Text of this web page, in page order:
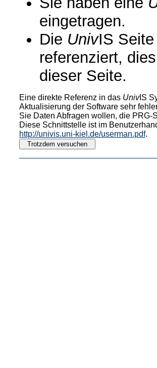
eingetragen.
Die UnivIS
referenziert,
dieser Seite.
Eine direkte Referenz in das UnivIS
Aktualisierung der Software sehr
Sie Daten Abfragen wollen, die PRG-
Diese Schnittstelle ist im
http://univis.uni-kiel.de/userman.pdf.